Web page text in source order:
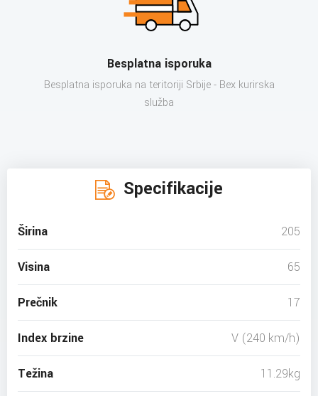
Besplatna isporuka
Besplatna isporuka na teritoriji Srbije - Bex kurirska
služba
Specifikacije
Širina 205
Visina 65
Prečnik 17
Index brzine V (240 km/h)
Težina 11.29kg